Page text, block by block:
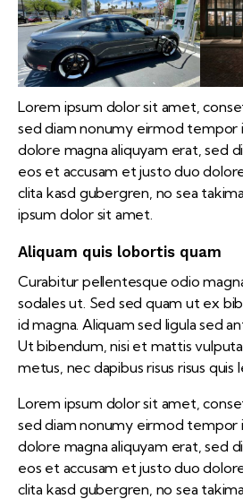
Lorem ipsum dolor sit amet,
sed diam nonumy eirmod tempor
dolore magna aliquyam erat, sed
eos et accusam et justo duo
clita kasd gubergren, no sea
ipsum dolor sit amet.
Aliquam quis lobortis quam
Curabitur pellentesque odio
sodales ut. Sed sed quam ut ex
id magna. Aliquam sed ligula sed
Ut bibendum, nisi et mattis
metus, nec dapibus risus risus quis
Lorem ipsum dolor sit amet,
sed diam nonumy eirmod tempor
dolore magna aliquyam erat, sed
eos et accusam et justo duo
clita kasd gubergren, no sea